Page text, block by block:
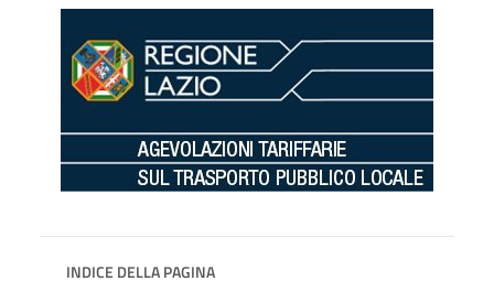
INDICE DELLA PAGINA